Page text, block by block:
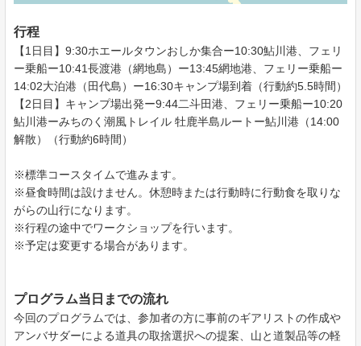
行程
【1日目】9:30ホエールタウンおしか集合ー10:30鮎川港、フェリ
ー乗船ー10:41長渡港（網地島）ー13:45網地港、フェリー乗船ー
14:02大泊港（田代島）ー16:30キャンプ場到着（行動約5.5時間）
【2日目】キャンプ場出発ー9:44二斗田港、フェリー乗船ー10:20
鮎川港ーみちのく潮風トレイル 牡鹿半島ルートー鮎川港（14:00
解散）（行動約6時間）
※標準コースタイムで進みます。
※昼食時間は設けません。休憩時または行動時に行動食を取りな
がらの山行になります。
※行程の途中でワークショップを行います。
※予定は変更する場合があります。
プログラム当日までの流れ
今回のプログラムでは、参加者の方に事前のギアリストの作成や
アンバサダーによる道具の取捨選択への提案、山と道製品等の軽